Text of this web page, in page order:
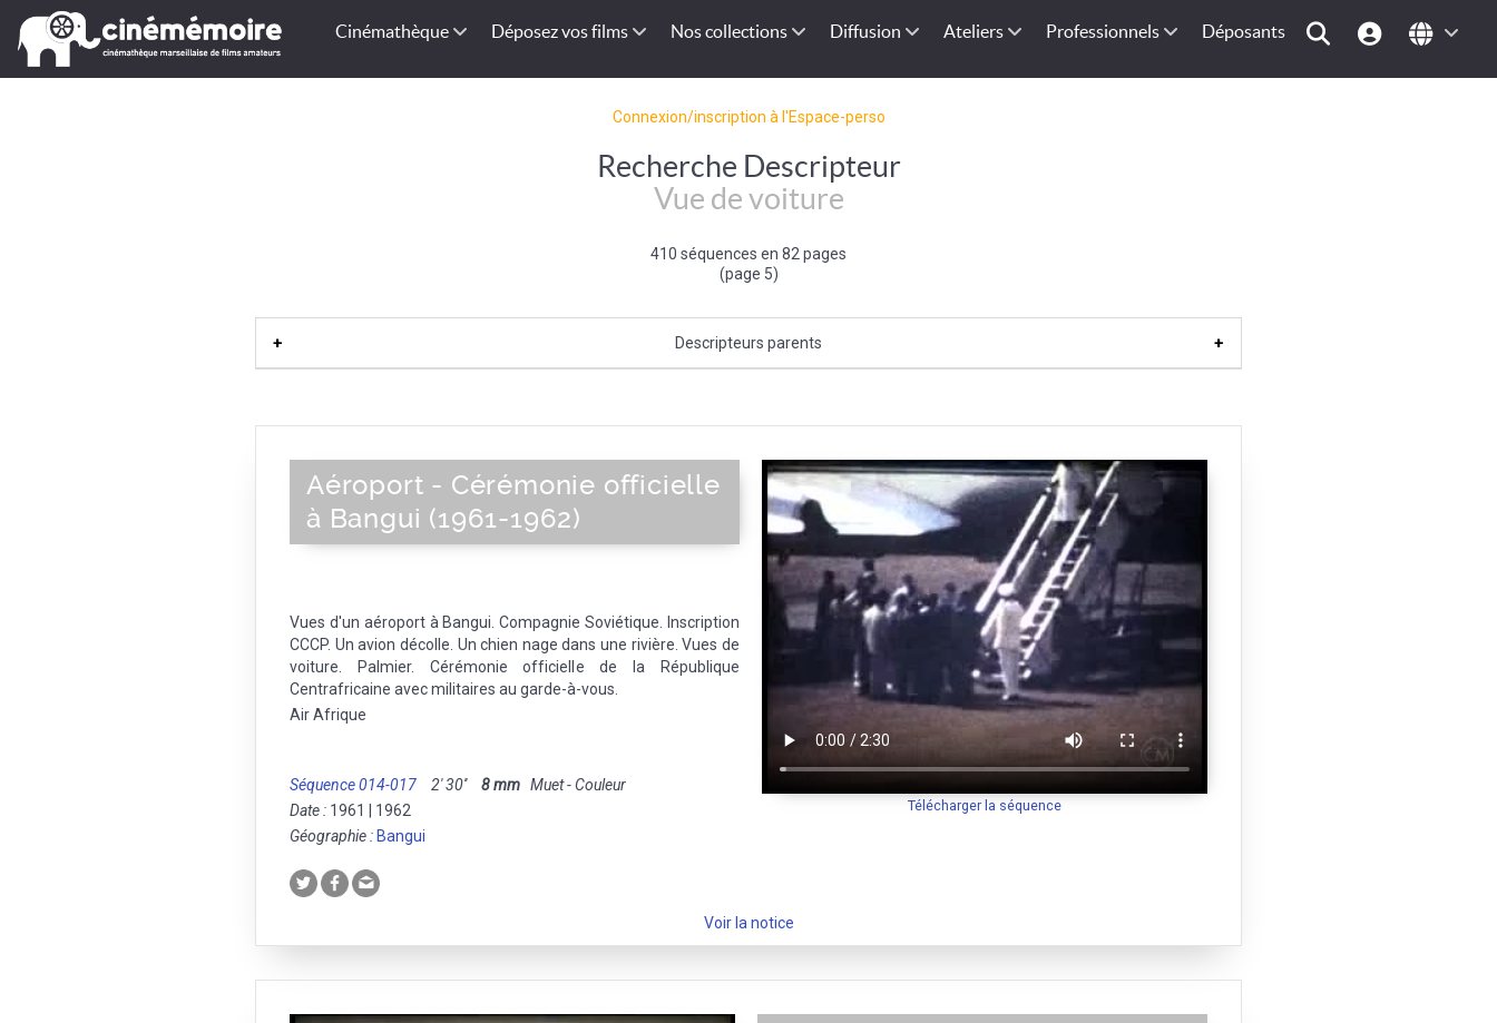
Cinémathèque Déposez vos films Nos collections Diffusion Ateliers Professionnels Déposants
Connexion/inscription à l'Espace-perso
Recherche Descripteur
Vue de voiture
410 séquences en 82 pages
(page 5)
Descripteurs parents
Télécharger la séquence
Aéroport - Cérémonie officielle
à Bangui (1961-1962)
Vues d'un aéroport à Bangui. Compagnie Soviétique. Inscription
CCCP. Un avion décolle. Un chien nage dans une rivière. Vues de
voiture. Palmier. Cérémonie officielle de la République
Centrafricaine avec militaires au garde-à-vous.
Air Afrique
Séquence 014-017 2' 30'' 8 mm Muet - Couleur
Date : 1961 | 1962
Géographie : Bangui
Voir la notice